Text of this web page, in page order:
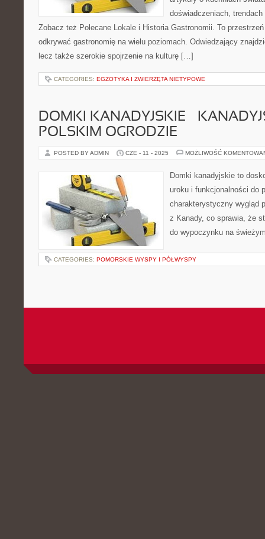
doświadczeniach,
Zobacz też Polecane Lokale i Historia Gastronomii. To
odkrywać gastronomię na wielu poziomach. Odwiedzający
lecz także szerokie spojrzenie na kulturę […]
CATEGORIES: EGZOTYKA I ZWIERZĘTA NIETYPOWE
DOMKI KANADYJSKIE –
POLSKIM OGRODZIE
POSTED BY ADMIN CZE - 11 - 2025 MOŻLIWOŚĆ
Domki kanadyjskie to
uroku i funkcjonalności do
charakterystyczny wygląd
z Kanady, co sprawia, że
do wypoczynku na
CATEGORIES: POMORSKIE WYSPY I PÓŁWYSPY